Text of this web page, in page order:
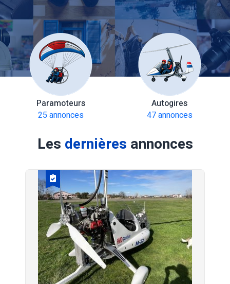
Paramoteurs
25 annonces
Autogires
47 annonces
Les dernières annonces